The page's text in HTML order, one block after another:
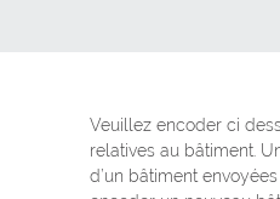
Veuillez encoder ci
relatives au bâtiment.
d’un bâtiment